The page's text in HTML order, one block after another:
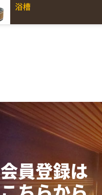
浴槽
会員登録は